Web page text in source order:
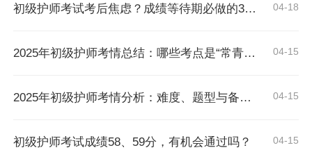
初级护师考试考后焦虑？成绩等待期必做的3件事 04-18
2025年初级护师考情总结：哪些考点是“常青树”？ 04-15
2025年初级护师考情分析：难度、题型与备考建议 04-15
初级护师考试成绩58、59分，有机会通过吗？ 04-15